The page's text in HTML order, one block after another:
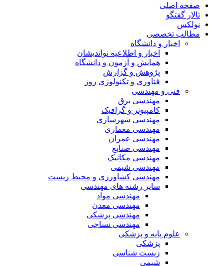
صفحه اصلی
تالار گفتگو
نولکس
مطالب تخصصی
اخبار و دانشگاه
اخبار و اطلاعیه نواندیشان
همایش و آزمون و دانشگاه
پژوهش و گزارش
فناوری و تکنولوژی روز
فنی و مهندسی
مهندسی برق
کامپیوتر و گرافیک
مهندسی شهرسازی
مهندسی معماری
مهندسی عمران
مهندسی صنایع
مهندسی مکانیک
مهندسی شیمی
مهندسی کشاورزی و محیط زیست
سایر رشته های مهندسی
مهندسی مواد
مهندسی معدن
مهندسی پزشکی
مهندسی نساجی
علوم پایه و پزشکی
پزشکی
زیست شناسی
شیمی